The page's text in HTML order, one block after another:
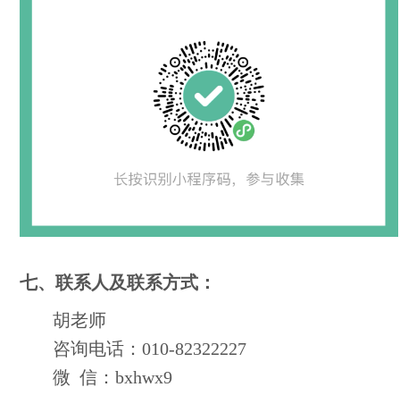
七、联系人及联系方式：
胡老师
咨询电话：010-82322227
微 信：bxhwx9